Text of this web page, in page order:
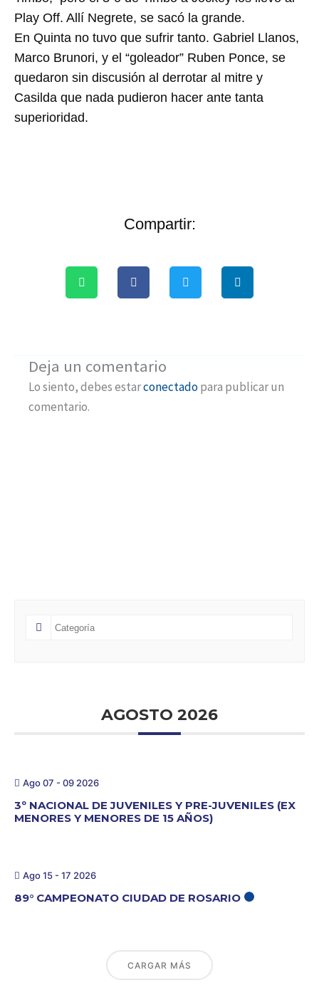
Play Off. Allí Negrete, se sacó la grande.
En Quinta no tuvo que sufrir tanto. Gabriel Llanos,
Marco Brunori, y el “goleador” Ruben Ponce, se
quedaron sin discusión al derrotar al mitre y
Casilda que nada pudieron hacer ante tanta
superioridad.
Compartir:
Deja un comentario
Lo siento, debes estarconectadopara publicar un
comentario.
AGOSTO 2026
Ago 07 - 09 2026
3º NACIONAL DE JUVENILES Y PRE-JUVENILES (EX
MENORES Y MENORES DE 15 AÑOS)
Ago 15 - 17 2026
89° CAMPEONATO CIUDAD DE ROSARIO
CARGAR MÁS